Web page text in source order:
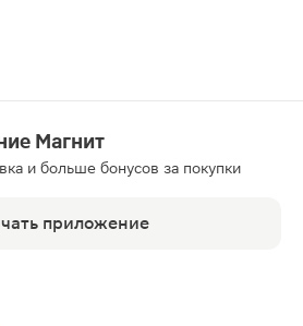
Магнит
и больше бонусов за покупки
приложение